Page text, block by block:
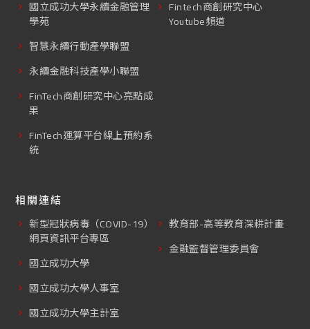
國立成功大學永續金融管理
學苑
智慧永續行動產學聯盟
永續金融科技產學小聯盟
FinTech商創研究中心亮點成
果
FinTech運算平台線上預約系
統
Fintech商創研究中心
Youtube頻道
相關連結
新型冠狀病毒（COVID-19）
網頁資訊平台專區
國立成功大學
國立成功大學人事室
國立成功大學主計室
教育部-高等教育深耕計畫
金融監督管理委員會